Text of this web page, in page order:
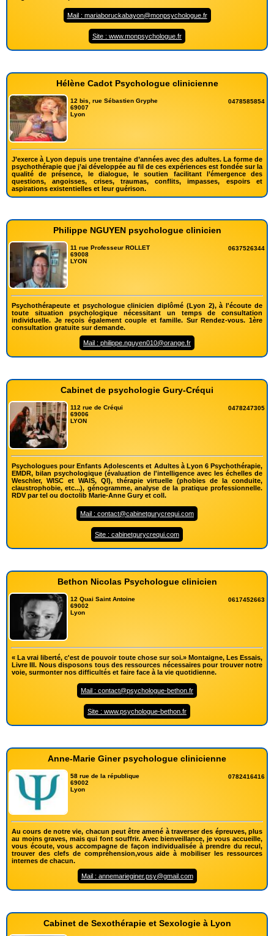
Mail : mariaboruckabayon@monpsychologue.fr
Site : www.monpsychologue.fr
Hélène Cadot Psychologue clinicienne
12 bis, rue Sébastien Gryphe
69007
Lyon
0478585854
J’exerce à Lyon depuis une trentaine d’années avec des adultes. La forme de
psychothérapie que j’ai développée au fil de ces expériences est fondée sur la
qualité de présence, le dialogue, le soutien facilitant l’émergence des
questions, angoisses, crises, traumas, conflits, impasses, espoirs et
aspirations existentielles et leur guérison.
Philippe NGUYEN psychologue clinicien
11 rue Professeur ROLLET
69008
LYON
0637526344
Psychothérapeute et psychologue clinicien diplômé (Lyon 2), à l'écoute de
toute situation psychologique nécessitant un temps de consultation
individuelle. Je reçois également couple et famille. Sur Rendez-vous. 1ère
consultation gratuite sur demande.
Mail : philippe.nguyen010@orange.fr
Cabinet de psychologie Gury-Créqui
112 rue de Créqui
69006
LYON
0478247305
Psychologues pour Enfants Adolescents et Adultes à Lyon 6 Psychothérapie,
EMDR, bilan psychologique (évaluation de l'intelligence avec les échelles de
Weschler, WISC et WAIS, QI), thérapie virtuelle (phobies de la conduite,
claustrophobie, etc...), génogramme, analyse de la pratique professionnelle.
RDV par tel ou doctolib Marie-Anne Gury et coll.
Mail : contact@cabinetgurycrequi.com
Site : cabinetgurycrequi.com
Bethon Nicolas Psychologue clinicien
12 Quai Saint Antoine
69002
Lyon
0617452663
« La vrai liberté, c'est de pouvoir toute chose sur soi.» Montaigne, Les Essais,
Livre III. Nous disposons tous des ressources nécessaires pour trouver notre
voie, surmonter nos difficultés et faire face à la vie quotidienne.
Mail : contact@psychologue-bethon.fr
Site : www.psychologue-bethon.fr
Anne-Marie Giner psychologue clinicienne
58 rue de la république
69002
Lyon
0782416416
Au cours de notre vie, chacun peut être amené à traverser des épreuves, plus
au moins graves, mais qui font souffrir. Avec bienveillance, je vous accueille,
vous écoute, vous accompagne de façon individualisée à prendre du recul,
trouver des clefs de compréhension,vous aide à mobiliser les ressources
internes de chacun.
Mail : annemarieginer.psy@gmail.com
Cabinet de Sexothérapie et Sexologie à Lyon